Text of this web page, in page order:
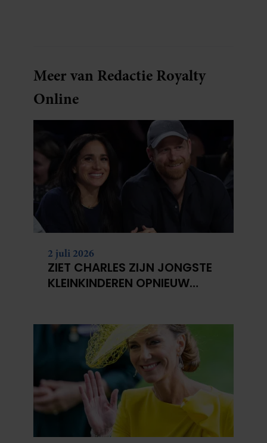
Meer van Redactie Royalty
Online
2 juli 2026
ZIET CHARLES ZIJN JONGSTE
KLEINKINDEREN OPNIEUW